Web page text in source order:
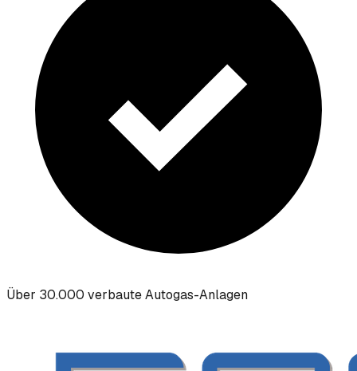
Über 30.000 verbaute Autogas-Anlagen